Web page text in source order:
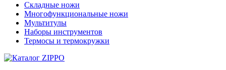
Складные ножи
Многофункциональные ножи
Мультитулы
Наборы инструментов
Термосы и термокружки